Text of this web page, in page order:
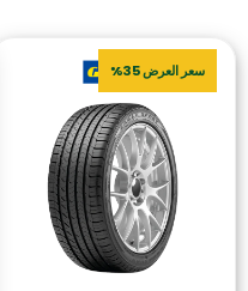
سعر العرض 35%